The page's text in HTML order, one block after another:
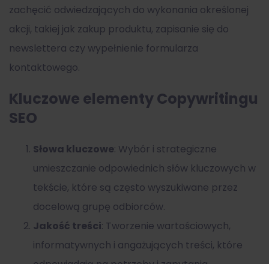
zachęcić odwiedzających do wykonania określonej
akcji, takiej jak zakup produktu, zapisanie się do
newslettera czy wypełnienie formularza
kontaktowego.
Kluczowe elementy Copywritingu
SEO
Słowa kluczowe: Wybór i strategiczne
umieszczanie odpowiednich słów kluczowych w
tekście, które są często wyszukiwane przez
docelową grupę odbiorców.
Jakość treści: Tworzenie wartościowych,
informatywnych i angażujących treści, które